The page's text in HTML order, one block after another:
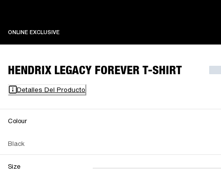
ONLINE EXCLUSIVEONLINE EXCLUSIVE
HENDRIX LEGACY FOREVER T-SHIRT
Detalles Del Producto
Colour
Black
Size XXS XS S M